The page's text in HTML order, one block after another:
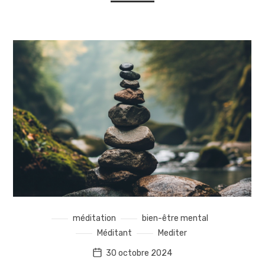
méditation
bien-être mental
Méditant
Mediter
30 octobre 2024